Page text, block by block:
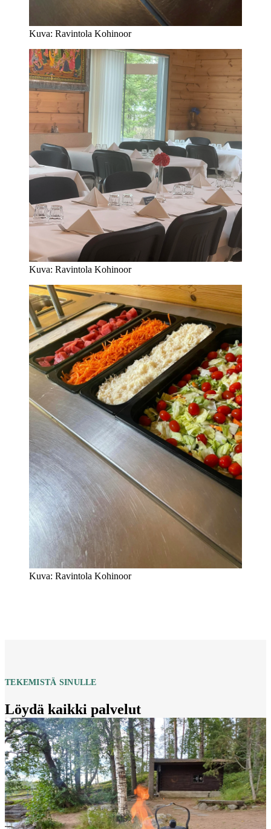
Kuva: Ravintola Kohinoor
Kuva: Ravintola Kohinoor
Kuva: Ravintola Kohinoor
TEKEMISTÄ SINULLE
Löydä kaikki palvelut